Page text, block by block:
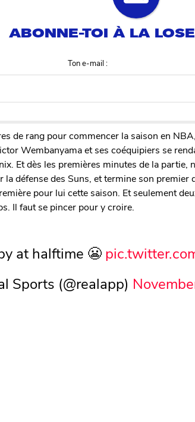
Ton e-mail :
de rang pour commencer la saison en NBA,
Wembanyama et ses coéquipiers se
Et dès les premières minutes de la partie,
la défense des Suns, et termine son premier
pour lui cette saison. Et seulement
Il faut se pincer pour y croire.
at halftime 😬
Sports (@realapp)